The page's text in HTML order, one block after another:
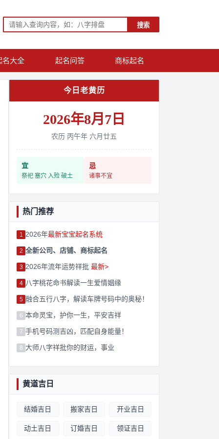
搜索
名大全 起名问答 商标起名
今日老黄历
2026年8月7日
农历 丙午年 六月廿五
宜
祭祀 塞穴 入殓 破土
忌
诸事不宜
热门推荐
1 2026年最新宝宝起名系统
2 全新公司、店铺、商标起名
3 2026年流年运势祥批 最新>
4 八字桃花命书解读一生爱情姻缘
5 融合五行八字，解读车牌号码中的奥秘！
6 本命灵宝，护你一生，平安吉祥
7 手机号码测吉凶，匹配自身能量！
8 大师八字祥批你的财运，事业
黄道吉日
结婚吉日 搬家吉日 开业吉日
动土吉日 订婚吉日 领证吉日